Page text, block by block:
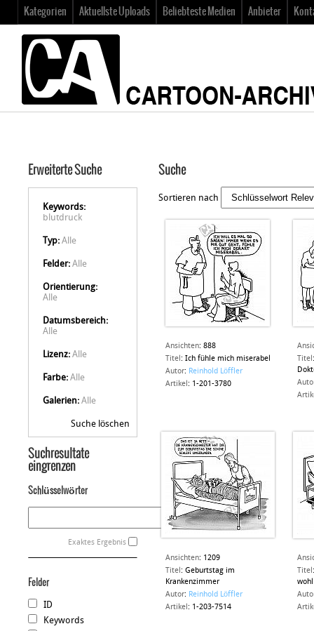
Kategorien Aktuellste Uploads Beliebteste Medien Anbieter
Erweiterte Suche
Keywords:
blutdruck
Typ: Alle
Felder: Alle
Orientierung:
Alle
Datumsbereich:
Alle
Lizenz: Alle
Farbe: Alle
Galerien: Alle
Suche löschen
Suchresultate
eingrenzen
Schlüsselwörter
Exaktes Ergebnis
Felder
ID
Keywords
Suche
Sortieren nach
Ansichten: 888
Titel : Ich fühle mich miserabel
Autor: Reinhold Löffler
Artikel : 1-201-3780
Titel
Ansichten: 1209
Titel : Geburtstag im
Krankenzimmer
Autor: Reinhold Löffler
Artikel : 1-203-7514
Titel